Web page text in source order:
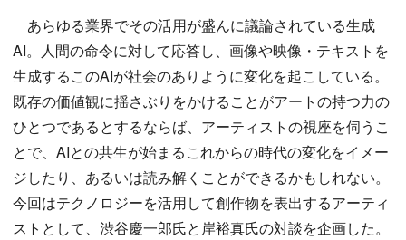
あらゆる業界でその活用が盛んに議論されている生成
AI。人間の命令に対して応答し、画像や映像・テキストを
生成するこのAIが社会のありように変化を起こしている。
既存の価値観に揺さぶりをかけることがアートの持つ力の
ひとつであるとするならば、アーティストの視座を伺うこ
とで、AIとの共生が始まるこれからの時代の変化をイメー
ジしたり、あるいは読み解くことができるかもしれない。
今回はテクノロジーを活用して創作物を表出するアーティ
ストとして、渋谷慶一郎氏と岸裕真氏の対談を企画した。